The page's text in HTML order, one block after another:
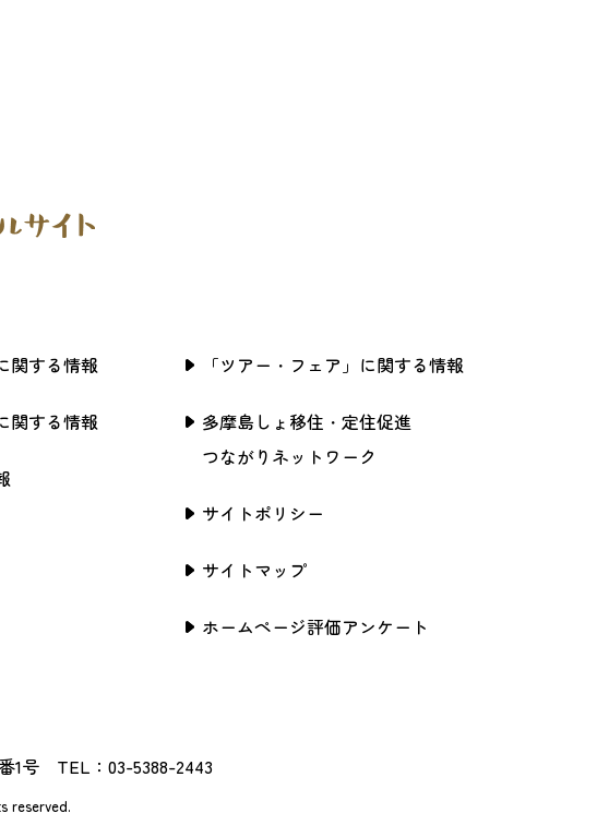
関する情報
関する情報
「ツアー・フェア」に関する情報
多摩島しょ移住・定住促進
つながりネットワーク
サイトポリシー
サイトマップ
ホームページ評価アンケート
1号 TEL：03-5388-2443
reserved.